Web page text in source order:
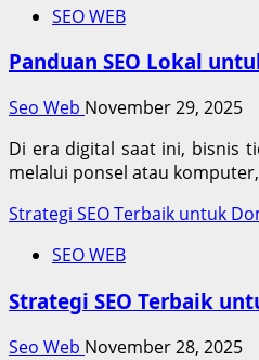
SEO WEB
Panduan SEO Lokal
Seo Web November 29, 2025
Di era digital saat ini, bisnis
melalui ponsel atau
Strategi SEO Terbaik untuk
SEO WEB
Strategi SEO Terbaik
Seo Web November 28, 2025